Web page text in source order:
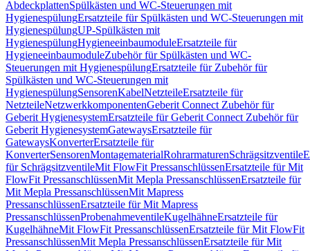
AbdeckplattenSpülkästen und WC-Steuerungen mit
HygienespülungErsatzteile für Spülkästen und WC-Steuerungen mit
HygienespülungUP-Spülkästen mit
HygienespülungHygieneeinbaumoduleErsatzteile für
HygieneeinbaumoduleZubehör für Spülkästen und WC-
Steuerungen mit HygienespülungErsatzteile für Zubehör für
Spülkästen und WC-Steuerungen mit
HygienespülungSensorenKabelNetzteileErsatzteile für
NetzteileNetzwerkkomponentenGeberit Connect Zubehör für
Geberit HygienesystemErsatzteile für Geberit Connect Zubehör für
Geberit HygienesystemGatewaysErsatzteile für
GatewaysKonverterErsatzteile für
KonverterSensorenMontagematerialRohrarmaturenSchrägsitzventile
für SchrägsitzventileMit FlowFit PressanschlüssenErsatzteile für Mit
FlowFit PressanschlüssenMit Mepla PressanschlüssenErsatzteile für
Mit Mepla PressanschlüssenMit Mapress
PressanschlüssenErsatzteile für Mit Mapress
PressanschlüssenProbenahmeventileKugelhähneErsatzteile für
KugelhähneMit FlowFit PressanschlüssenErsatzteile für Mit FlowFit
PressanschlüssenMit Mepla PressanschlüssenErsatzteile für Mit